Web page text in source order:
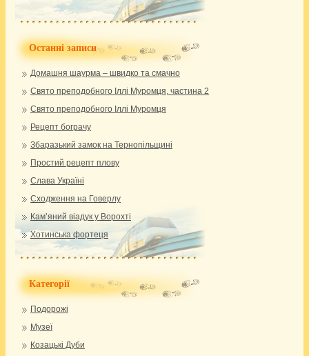
Останні записи
Домашня шаурма – швидко та смачно
Свято преподобного Іллі Муромця, частина 2
Свято преподобного Іллі Муромця
Рецепт бограчу
Збаразький замок на Тернопільщині
Простий рецепт плову
Слава Україні
Сходження на Говерлу
Кам’яний віадук у Ворохті
Хотинська фортеця
Категорії
Подорожі
Музеї
Козацькі Дуби